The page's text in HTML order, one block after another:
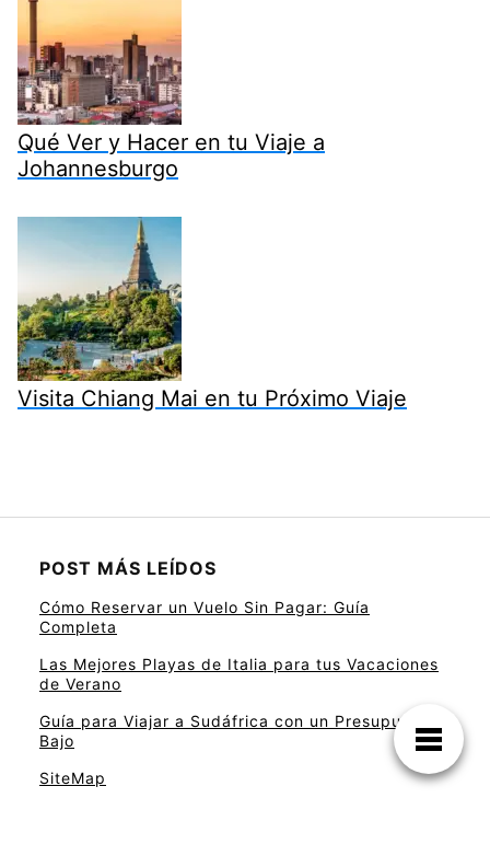
Qué Ver y Hacer en tu Viaje a
Johannesburgo
Visita Chiang Mai en tu Próximo Viaje
POST MÁS LEÍDOS
Cómo Reservar un Vuelo Sin Pagar: Guía
Completa
Las Mejores Playas de Italia para tus Vacaciones
de Verano
Guía para Viajar a Sudáfrica con un Presupuesto
Bajo
SiteMap